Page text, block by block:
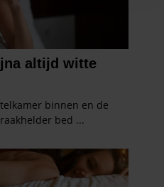
analyseren. Ook delen we
onze site met onze
en analyse. Deze
combineren met andere
verstrekt of die ze hebben
van hun services. U
als u onze website blijft